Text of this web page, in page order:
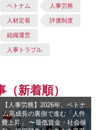
ベトナム 人事労務
人材定着 評価制度
組織運営
人事トラブル
新着順）
【人事労務】2026年、ベトナ
ム高成長の裏側で進む「人件
費上昇」 〜最低賃金・社会保